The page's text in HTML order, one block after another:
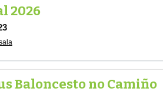
2026
Baloncesto no Camiño